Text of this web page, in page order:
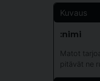
Kuvaus
:nimi
Matot
pitävät ne